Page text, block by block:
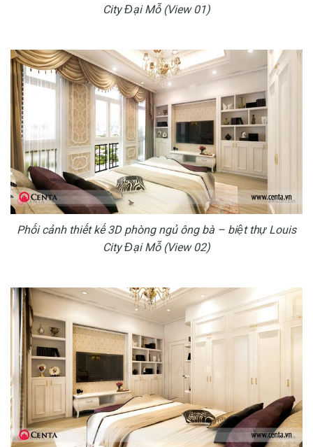
City Đại Mỗ (View 01)
Phối cảnh thiết kế 3D phòng ngủ ông bà – biệt thự Louis
City Đại Mỗ (View 02)